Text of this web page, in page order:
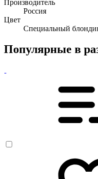
Производитель
Россия
Цвет
Специальный
Популярные в